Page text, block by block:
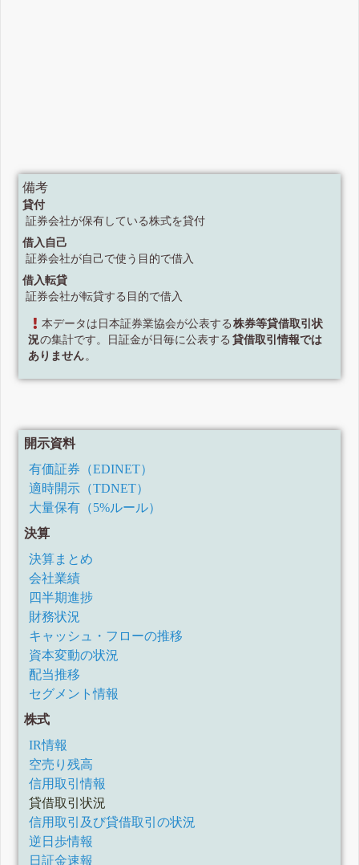
備考
貸付
証券会社が保有している株式を貸付
借入自己
証券会社が自己で使う目的で借入
借入転貸
証券会社が転貸する目的で借入
本データは日本証券業協会が公表する 株券等貸借取引状
況の集計です。日証金が日毎に公表する 貸借取引情報では
ありません 。
開示資料
有価証券（EDINET）
適時開示（TDNET）
大量保有（5%ルール）
決算
決算まとめ
会社業績
四半期進捗
財務状況
キャッシュ・フローの推移
資本変動の状況
配当推移
セグメント情報
株式
IR情報
空売り残高
信用取引情報
貸借取引状況
信用取引及び貸借取引の状況
逆日歩情報
日証金速報